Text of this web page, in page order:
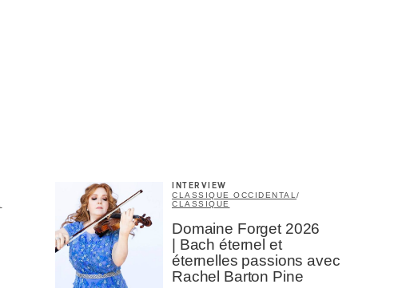
INTERVIEW
CLASSIQUE OCCIDENTAL /
CLASSIQUE
Domaine Forget 2026
| Bach éternel et
éternelles passions avec
Rachel Barton Pine